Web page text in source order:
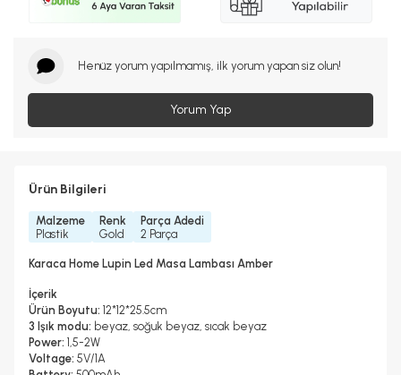
Henüz yorum yapılmamış, ilk yorum yapan siz olun!
Yorum Yap
Ürün Bilgileri
Malzeme
Plastik
Renk
Gold
Parça Adedi
2 Parça
Karaca Home Lupin Led Masa Lambası Amber
İçerik
Ürün Boyutu: 12*12*25.5cm
3 Işık modu: beyaz, soğuk beyaz, sıcak beyaz
Power: 1,5-2W
Voltage: 5V/1A